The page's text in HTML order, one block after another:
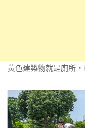
黃色建築物就是廁所，